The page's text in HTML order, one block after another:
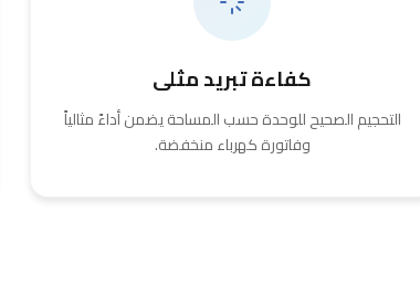
كفاءة تبريد مثلى
التحجيم الصحيح للوحدة حسب المساحة يضمن أداءً مثالياً
وفاتورة كهرباء منخفضة.